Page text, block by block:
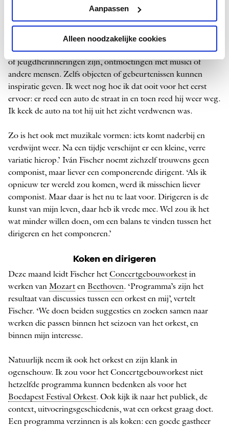
Aanpassen
Alleen noodzakelijke cookies
Gevraagd naar zijn inspiratiebronnen antwoordt Fischer:
‘Inspiratie is een techniek. Het is een manier om naar mensen,
dagelijkse gebeurtenissen, het leven te kijken en dat om te
zetten in fragmenten van een compositie. Of dat nu gevoelens
of jeugdherinneringen zijn, ontmoetingen met musici of
andere mensen. Zelfs objecten of gebeurtenissen kunnen
inspiratie geven. Ik weet nog hoe ik dat ooit voor het eerst
ervoer: er reed een auto de straat in en toen reed hij weer weg.
Ik keek de auto na tot hij uit het zicht verdwenen was.
Zo is het ook met muzikale vormen: iets komt naderbij en
verdwijnt weer. Na een tijdje verschijnt er een kleine, verre
variatie hierop.’ Iván Fischer noemt zichzelf trouwens geen
componist, maar liever een componerende dirigent. ‘Als ik
opnieuw ter wereld zou komen, werd ik misschien liever
componist. Maar daar is het nu te laat voor. Dirigeren is de
kunst van mijn leven, daar heb ik vrede mee. Wel zou ik het
wat minder willen doen, om een balans te vinden tussen het
dirigeren en het componeren.’
Koken en dirigeren
Deze maand leidt Fischer hetConcertgebouworkestin
werken van Mozarten Beethoven. ‘Programma’s zijn het
resultaat van discussies tussen een orkest en mij’, vertelt
Fischer. ‘We doen beiden suggesties en zoeken samen naar
werken die passen binnen het seizoen van het orkest, en
binnen mijn interesse.
Natuurlijk neem ik ook het orkest en zijn klank in
ogenschouw. Ik zou voor het Concertgebouworkest niet
hetzelfde programma kunnen bedenken als voor het
Boedapest Festival Orkest. Ook kijk ik naar het publiek, de
context, uitvoeringsgeschiedenis, wat een orkest graag doet.
Een programma verzinnen is als koken: een goede gastheer